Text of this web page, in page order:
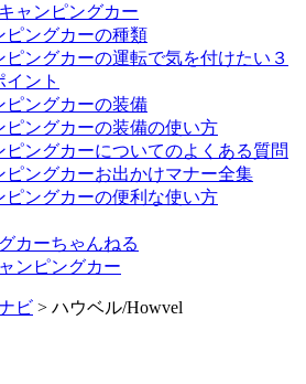
ャンピングカー
ピングカーの種類
ピングカーの運転で気を付けたい３
イント
ピングカーの装備
ピングカーの装備の使い方
ピングカーについてのよくある質問
ピングカーお出かけマナー全集
ピングカーの便利な使い方
カーちゃんねる
ンピングカー
ビ > ハウベル/Howvel